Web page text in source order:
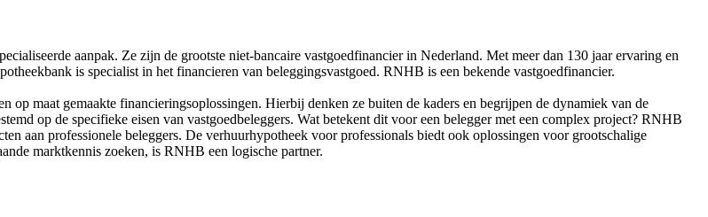
aanpak. Ze zijn de grootste niet-bancaire vastgoedfinancier in Nederland. Met meer dan 130 jaar ervaring en
is specialist in het financieren van beleggingsvastgoed. RNHB is een bekende vastgoedfinancier.
maat gemaakte financieringsoplossingen. Hierbij denken ze buiten de kaders en begrijpen de dynamiek van de
op de specifieke eisen van vastgoedbeleggers. Wat betekent dit voor een belegger met een complex project? RNHB
aan professionele beleggers. De verhuurhypotheek voor professionals biedt ook oplossingen voor grootschalige
marktkennis zoeken, is RNHB een logische partner.